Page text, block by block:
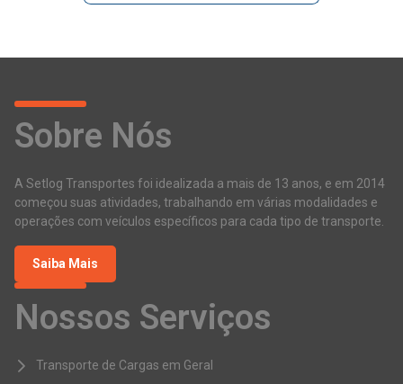
Sobre Nós
A Setlog Transportes foi idealizada a mais de 13 anos, e em 2014
começou suas atividades, trabalhando em várias modalidades e
operações com veículos específicos para cada tipo de transporte.
Saiba Mais
Nossos Serviços
Transporte de Cargas em Geral